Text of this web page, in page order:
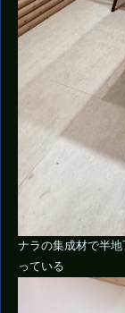
ナラの集成材で半
っている